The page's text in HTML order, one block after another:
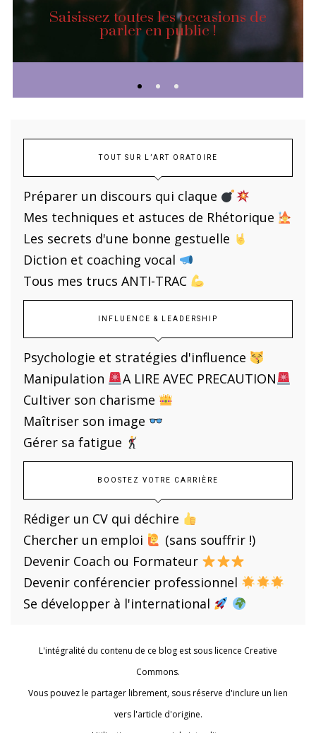
Saisissez toutes les occasions de
parler en public !
TOUT SUR L’ART ORATOIRE
Préparer un discours qui claque
Mes techniques et astuces de Rhétorique
Les secrets d'une bonne gestuelle
Diction et coaching vocal
Tous mes trucs ANTI-TRAC
INFLUENCE & LEADERSHIP
Psychologie et stratégies d'influence
Manipulation
A LIRE AVEC PRECAUTION
Cultiver son charisme
Maîtriser son image
Gérer sa fatigue
BOOSTEZ VOTRE CARRIÈRE
Rédiger un CV qui déchire
Chercher un emploi
(sans souffrir !)
Devenir Coach ou Formateur
Devenir conférencier professionnel
Se développer à l'international
L'intégralité du contenu de ce blog est sous licence Creative
Commons.
Vous pouvez le partager librement, sous réserve d'inclure un lien
vers l'article d'origine.